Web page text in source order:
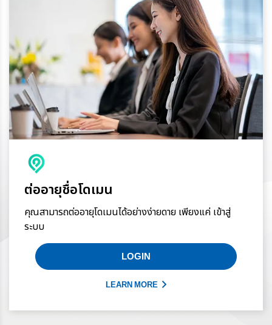
ต่ออายุชื่อโดเมน
คุณสามารถต่ออายุโดเมนได้อย่างง่ายดาย เพียงแค่ เข้าสู่
ระบบ
LOGIN
LEARN MORE